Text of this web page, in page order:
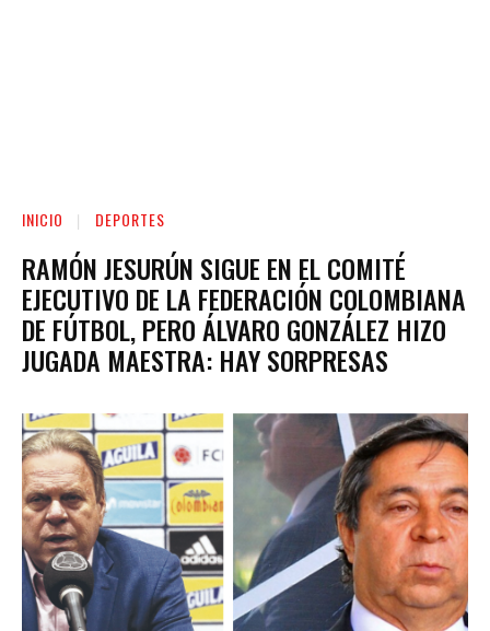
INICIO DEPORTES
RAMÓN JESURÚN SIGUE EN EL COMITÉ
EJECUTIVO DE LA FEDERACIÓN COLOMBIANA
DE FÚTBOL, PERO ÁLVARO GONZÁLEZ HIZO
JUGADA MAESTRA: HAY SORPRESAS